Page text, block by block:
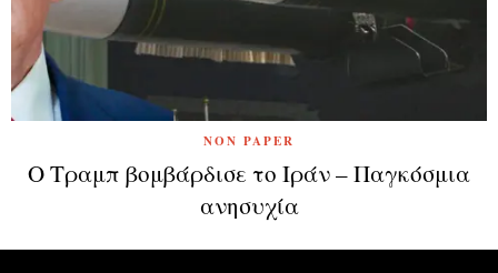
NON PAPER
Ο Τραμπ βομβάρδισε το Ιράν – Παγκόσμια
ανησυχία